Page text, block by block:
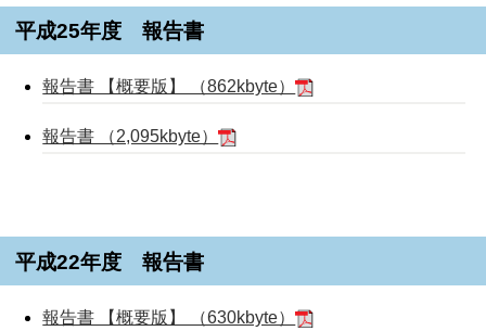
平成25年度 報告書
報告書 【概要版】 （862kbyte）
報告書 （2,095kbyte）
平成22年度 報告書
報告書 【概要版】 （630kbyte）